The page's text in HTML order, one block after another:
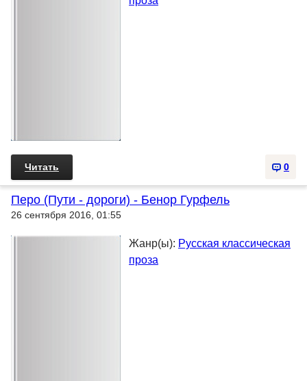
0
Читать
Перо (Пути - дороги) - Бенор Гурфель
26 сентября 2016, 01:55
Жанр(ы): Русская классическая
проза